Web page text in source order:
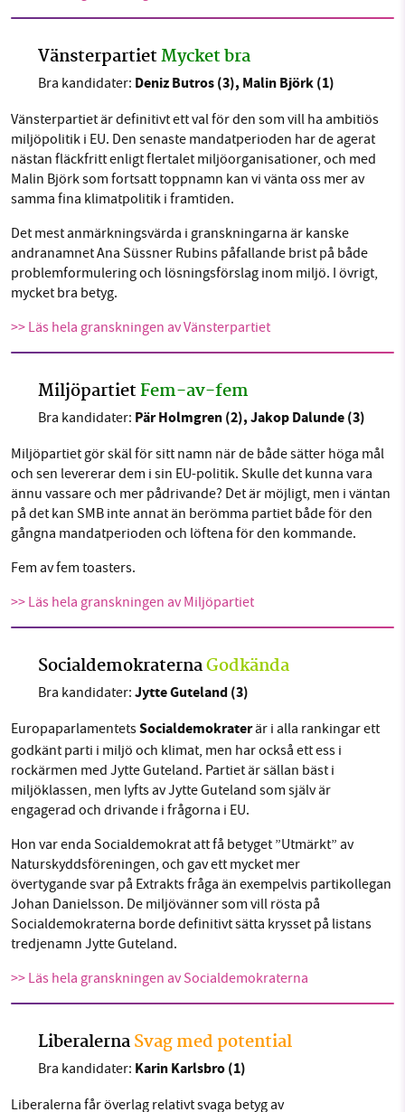
VänsterpartietMycket bra
Bra kandidater: Deniz Butros (3), Malin Björk (1)
Vänsterpartiet är definitivt ett val för den som vill ha ambitiös
miljöpolitik i EU. Den senaste mandatperioden har de agerat
nästan fläckfritt enligt flertalet miljöorganisationer, och med
Malin Björk som fortsatt toppnamn kan vi vänta oss mer av
samma fina klimatpolitik i framtiden.
Det mest anmärkningsvärda i granskningarna är kanske
andranamnet Ana Süssner Rubins påfallande brist på både
problemformulering och lösningsförslag inom miljö. I övrigt,
mycket bra betyg.
>> Läs hela granskningen av Vänsterpartiet
MiljöpartietFem-av-fem
Bra kandidater: Pär Holmgren (2), Jakop Dalunde (3)
Miljöpartiet gör skäl för sitt namn när de både sätter höga mål
och sen levererar dem i sin EU-politik. Skulle det kunna vara
ännu vassare och mer pådrivande? Det är möjligt, men i väntan
på det kan SMB inte annat än berömma partiet både för den
gångna mandatperioden och löftena för den kommande.
Fem av fem toasters.
>> Läs hela granskningen av Miljöpartiet
SocialdemokraternaGodkända
Bra kandidater: Jytte Guteland (3)
EuropaparlamentetsSocialdemokraterär i alla rankingar ett
godkänt parti i miljö och klimat, men har också ett ess i
rockärmen med Jytte Guteland. Partiet är sällan bäst i
miljöklassen, men lyfts av Jytte Guteland som själv är
engagerad och drivande i frågorna i EU.
Hon var enda Socialdemokrat att få betyget ”Utmärkt” av
Naturskyddsföreningen, och gav ett mycket mer
övertygande svar på Extrakts fråga än exempelvis partikollegan
Johan Danielsson. De miljövänner som vill rösta på
Socialdemokraterna borde definitivt sätta krysset på listans
tredjenamn Jytte Guteland.
>> Läs hela granskningen av Socialdemokraterna
LiberalernaSvag med potential
Bra kandidater: Karin Karlsbro (1)
Liberalerna får överlag relativt svaga betyg av